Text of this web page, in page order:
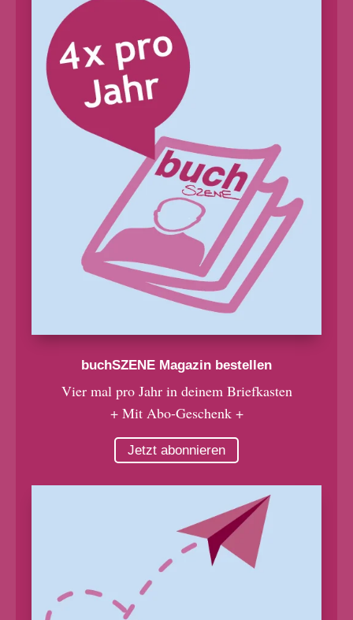
buchSZENE Magazin bestellen
Vier mal pro Jahr in deinem Briefkasten
+ Mit Abo-Geschenk +
Jetzt abonnieren